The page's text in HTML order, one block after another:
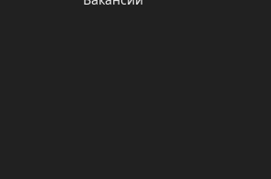
на 100
она будет обслуживать
Витаминка и
Новокаменка. По проекту
два блока – для